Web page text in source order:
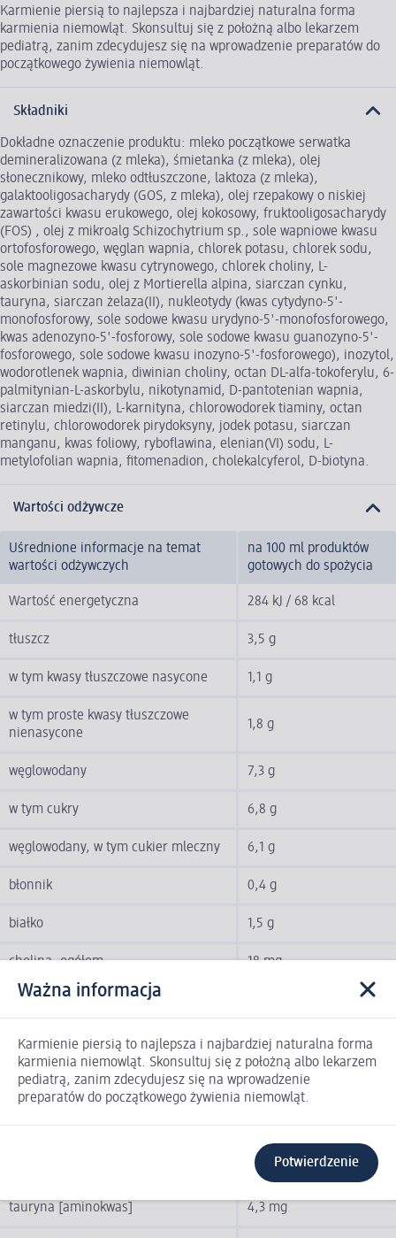
Karmienie piersią to najlepsza i najbardziej naturalna forma
karmienia niemowląt. Skonsultuj się z położną albo lekarzem
pediatrą, zanim zdecydujesz się na wprowadzenie preparatów do
początkowego żywienia niemowląt.
Składniki
Dokładne oznaczenie produktu: mleko początkowe serwatka
demineralizowana (z mleka), śmietanka (z mleka), olej
słonecznikowy, mleko odtłuszczone, laktoza (z mleka),
galaktooligosacharydy (GOS, z mleka), olej rzepakowy o niskiej
zawartości kwasu erukowego, olej kokosowy, fruktooligosacharydy
(FOS) , olej z mikroalg Schizochytrium sp., sole wapniowe kwasu
ortofosforowego, węglan wapnia, chlorek potasu, chlorek sodu,
sole magnezowe kwasu cytrynowego, chlorek choliny, L-
askorbinian sodu, olej z Mortierella alpina, siarczan cynku,
tauryna, siarczan żelaza(II), nukleotydy (kwas cytydyno-5'-
monofosforowy, sole sodowe kwasu urydyno-5'-monofosforowego,
kwas adenozyno-5'-fosforowy, sole sodowe kwasu guanozyno-5'-
fosforowego, sole sodowe kwasu inozyno-5'-fosforowego), inozytol,
wodorotlenek wapnia, diwinian choliny, octan DL-alfa-tokoferylu, 6-
palmitynian-L-askorbylu, nikotynamid, D-pantotenian wapnia,
siarczan miedzi(II), L-karnityna, chlorowodorek tiaminy, octan
retinylu, chlorowodorek pirydoksyny, jodek potasu, siarczan
manganu, kwas foliowy, ryboflawina, elenian(VI) sodu, L-
metylofolian wapnia, fitomenadion, cholekalcyferol, D-biotyna.
Wartości odżywcze
Uśrednione informacje na temat
wartości odżywczych
na 100 ml produktów
gotowych do spożycia
Wartość energetyczna 284 kJ / 68 kcal
tłuszcz 3,5 g
w tym kwasy tłuszczowe nasycone 1,1 g
w tym proste kwasy tłuszczowe
nienasycone
1,8 g
węglowodany 7,3 g
w tym cukry 6,8 g
węglowodany, w tym cukier mleczny 6,1 g
błonnik 0,4 g
białko 1,5 g
cholina, ogółem 18 mg
folian, ogółem
inozytol 6 mg
kwasy LCP (długołańcuchowe
wielonienasycone kwasy tłuszczowe)
0,6 g
2,4 mg
tauryna [aminokwas] 4,3 mg
Ważna informacja
Karmienie piersią to najlepsza i najbardziej naturalna forma
karmienia niemowląt. Skonsultuj się z położną albo lekarzem
pediatrą, zanim zdecydujesz się na wprowadzenie
preparatów do początkowego żywienia niemowląt.
Potwierdzenie